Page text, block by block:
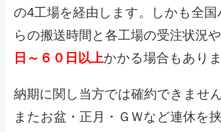
の4工場を経由します。しかも全
らの搬送時間と各工場の受注状況
日～６０日以上かかる場合もあり
納期に関し当方では確約できませ
またお盆・正月・ＧＷなど連休を